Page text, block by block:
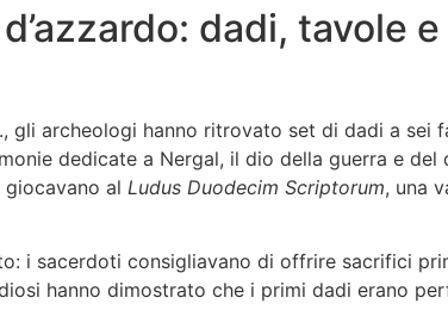
dadi, tavole
gli archeologi hanno ritrovato set di dadi a sei
dedicate a Nergal, il dio della guerra e
al Ludus Duodecim Scriptorum, una
i sacerdoti consigliavano di offrire sacrifici
hanno dimostrato che i primi dadi erano